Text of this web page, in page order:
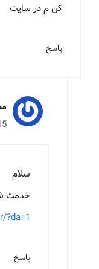
کن م در سایت
پاسخ
15 نوامبر,
سلام
خدمت
?da=1
پاسخ